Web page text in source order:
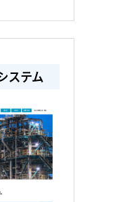
ステム